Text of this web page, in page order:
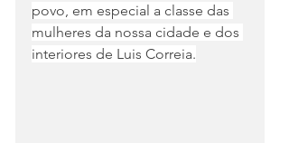
povo, em especial a classe das
mulheres da nossa cidade e dos
interiores de Luis Correia.